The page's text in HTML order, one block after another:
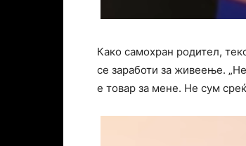
Како самохран родител,
се заработи за живеење.
е товар за мене. Не сум